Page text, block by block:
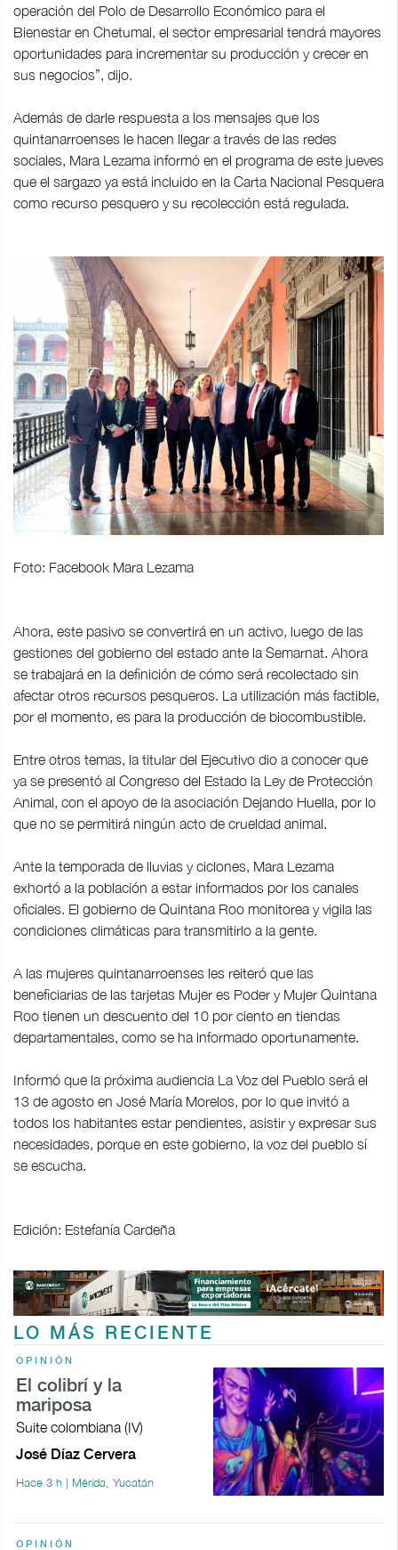
operación del Polo de Desarrollo Económico para el
Bienestar en Chetumal, el sector empresarial tendrá mayores
oportunidades para incrementar su producción y crecer en
sus negocios”, dijo.
Además de darle respuesta a los mensajes que los
quintanarroenses le hacen llegar a través de las redes
sociales, Mara Lezama informó en el programa de este jueves
que el sargazo ya está incluido en la Carta Nacional Pesquera
como recurso pesquero y su recolección está regulada.
Foto: Facebook Mara Lezama
Ahora, este pasivo se convertirá en un activo, luego de las
gestiones del gobierno del estado ante la Semarnat. Ahora
se trabajará en la definición de cómo será recolectado sin
afectar otros recursos pesqueros. La utilización más factible,
por el momento, es para la producción de biocombustible.
Entre otros temas, la titular del Ejecutivo dio a conocer que
ya se presentó al Congreso del Estado la Ley de Protección
Animal, con el apoyo de la asociación Dejando Huella, por lo
que no se permitirá ningún acto de crueldad animal.
Ante la temporada de lluvias y ciclones, Mara Lezama
exhortó a la población a estar informados por los canales
oficiales. El gobierno de Quintana Roo monitorea y vigila las
condiciones climáticas para transmitirlo a la gente.
A las mujeres quintanarroenses les reiteró que las
beneficiarias de las tarjetas Mujer es Poder y Mujer Quintana
Roo tienen un descuento del 10 por ciento en tiendas
departamentales, como se ha informado oportunamente.
Informó que la próxima audiencia La Voz del Pueblo será el
13 de agosto en José María Morelos, por lo que invitó a
todos los habitantes estar pendientes, asistir y expresar sus
necesidades, porque en este gobierno, la voz del pueblo sí
se escucha.
Edición: Estefanía Cardeña
LO MÁS RECIENTE
OPINIÓN
El colibrí y la
mariposa
Suite colombiana (IV)
José Díaz Cervera
Hace 3 h | Mérida, Yucatán
OPINIÓN